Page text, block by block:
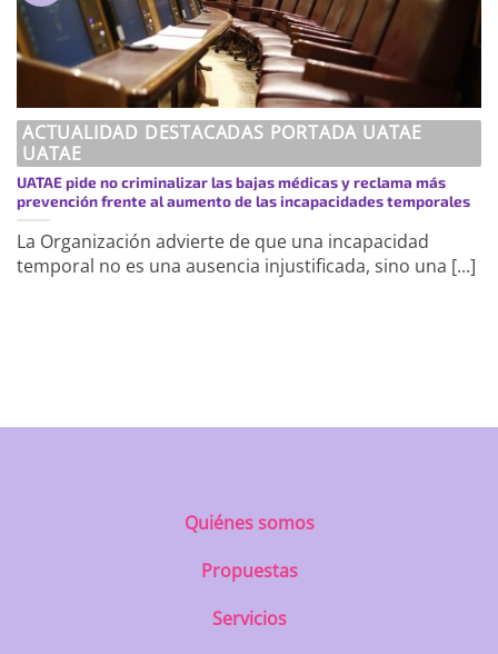
ACTUALIDAD DESTACADAS PORTADA UATAE
UATAE
UATAE pide no criminalizar las bajas médicas y reclama más
prevención frente al aumento de las incapacidades temporales
La Organización advierte de que una incapacidad
temporal no es una ausencia injustificada, sino una [...]
best-first/
Quiénes somos
Propuestas
Servicios